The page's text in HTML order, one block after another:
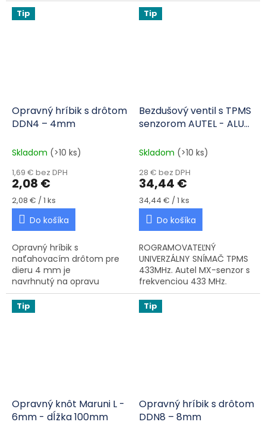
disku: 11,5 mm. Maximálny
tlak 4,5 bar, 1 kus.
klincami a skrutkami , a to
dokonca aj v bočnici...
Tip
Opravný hríbik s drôtom
DDN4 – 4mm
Skladom (>10 ks)
1,69 € bez DPH
2,08 €
Jednotková cena:
2,08 € / 1 ks
Do košíka
Opravný hríbik s
naťahovacím drôtom pre
dieru 4 mm je
navrhnutý na opravu
defektov spôsobených
klincami a skrutkami , a to
dokonca aj v bočnici...
Tip
Bezdušový ventil s TPMS
senzorom AUTEL - ALU
Skladom (>10 ks)
28 € bez DPH
34,44 €
Jednotková cena:
34,44 € / 1 ks
Do košíka
ROGRAMOVATEĽNÝ
UNIVERZÁLNY SNÍMAČ TPMS
433MHz. Autel MX-senzor s
frekvenciou 433 MHz.
Senzor TPMS s najvyšším
priemyselným pokrytím
vozidla. Senzory MX-
Tip
Opravný knôt Maruni L -
6mm - dĺžka 100mm
Tip
Opravný hríbik s drôtom
DDN8 – 8mm